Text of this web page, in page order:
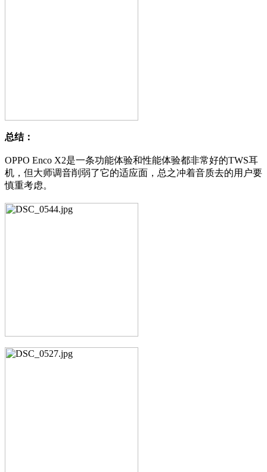
总结：
OPPO Enco X2是一条功能体验和性能体验都非常好的TWS耳
机，但大师调音削弱了它的适应面，总之冲着音质去的用户要
慎重考虑。